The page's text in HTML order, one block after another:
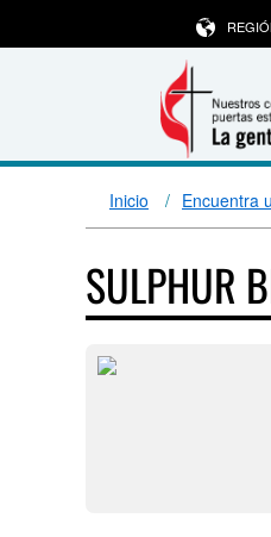
Inicio Encuentra
SULPHUR